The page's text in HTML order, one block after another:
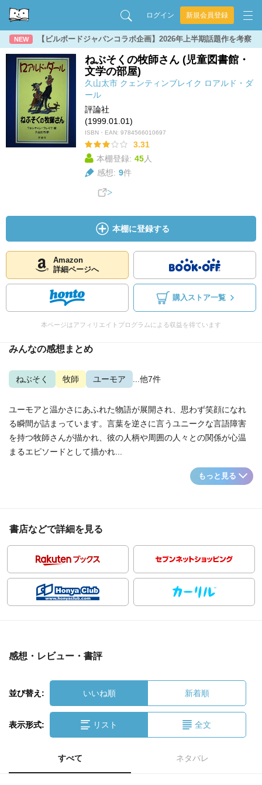
ログイン 新規会員登録
NEW 【ビルボードジャパンコラボ企画】2026年上半期話題作を考察
ねぶそくの牧師さん (児童図書館・
文学の部屋)
久山太市 クェンティンブレイク ロアルド・ダ
ール
評論社
(1999.01.01)
ISBN・EAN: 9784566010697
3.31
本棚登録: 45人
感想: 9件
本棚に登録する
Amazon
詳細ページへ
購入ストア一覧
本ページはアフィリエイトプログラムによる収益を得ています
みんなの感想まとめ
ねぶそく 牧師 ユーモア ...他7件
ユーモアと温かさにあふれた物語が展開され、思わず笑顔になれ
る瞬間が詰まっています。言葉を逆さに言うユニークな言語障害
を持つ牧師さんが描かれ、彼の人柄や周囲の人々との関係が心温
まるエピソードとして描かれ...
もっと見る
書店などで詳細を見る
感想・レビュー・書評
並び替え: いいね順 新着順
表示形式: リスト 全文
すべて ネタバレ